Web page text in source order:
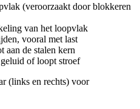
(veroorzaakt door blokkeren
van het loopvlak
vooral met last
aan de stalen kern
of loopt stroef
(links en rechts) voor